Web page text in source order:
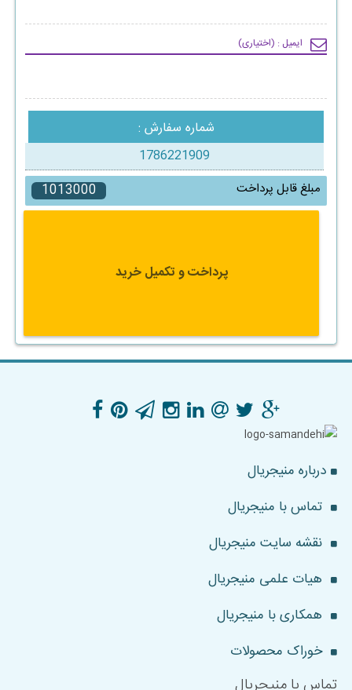
ایمیل : (اختیاری)
شماره سفارش :
مبلغ قابل پرداخت
پرداخت و تکمیل خرید
درباره منیجریال
تماس با منیجریال
نقشه سایت منیجریال
هیات علمی منیجریال
همکاری با منیجریال
خوراک محصولات
تماس با منیجریال